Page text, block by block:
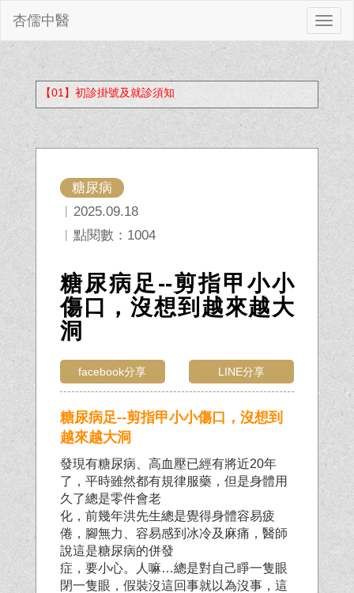
切
換
杏儒中醫
【01】初診掛號及就診須知
糖尿病
︱2025.09.18
︱點閱數：1004
糖尿病足--剪指甲小小
傷口，沒想到越來越大
洞
facebook分享 LINE分享
糖尿病足--剪指甲小小傷口，沒想到
越來越大洞
發現有糖尿病、高血壓已經有將近20年
了，平時雖然都有規律服藥，但是身體用
久了總是零件會老
化，前幾年洪先生總是覺得身體容易疲
倦，腳無力、容易感到冰冷及麻痛，醫師
說這是糖尿病的併發
症，要小心。人嘛…總是對自己睜一隻眼
閉一隻眼，假裝沒這回事就以為沒事，這